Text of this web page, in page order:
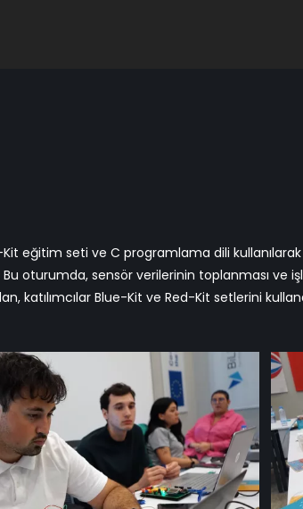
eğitim seti ve C programlama dili
oturumda, sensör verilerinin toplanması ve
katılımcılar Blue-Kit ve Red-Kit setlerini
katılımcıların öğrendikleri bilgileri